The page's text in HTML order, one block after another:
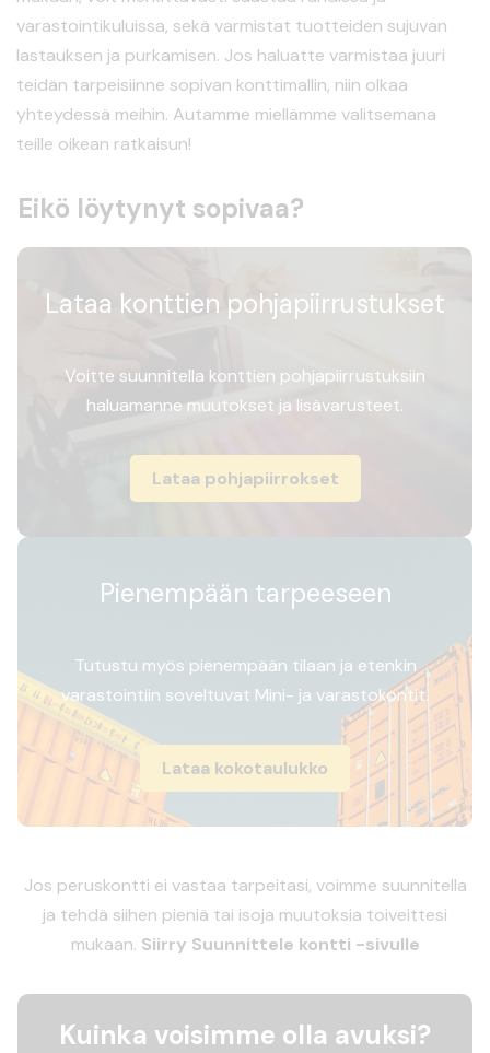
varastointikuluissa, sekä varmistat tuotteiden sujuvan
lastauksen ja purkamisen. Jos haluatte varmistaa juuri
teidän tarpeisiinne sopivan konttimallin, niin olkaa
yhteydessä meihin. Autamme miellämme valitsemana
teille oikean ratkaisun!
Eikö löytynyt sopivaa?
Lataa konttien pohjapiirrustukset
Voitte suunnitella konttien pohjapiirrustuksiin
haluamanne muutokset ja lisävarusteet.
Lataa pohjapiirrokset
Pienempään tarpeeseen
Tutustu myös pienempään tilaan ja etenkin
varastointiin soveltuvat Mini- ja varastokontit.
Lataa kokotaulukko
Jos peruskontti ei vastaa tarpeitasi, voimme suunnitella
ja tehdä siihen pieniä tai isoja muutoksia toiveittesi
mukaan. Siirry Suunnittele kontti -sivulle
Kuinka voisimme olla avuksi?